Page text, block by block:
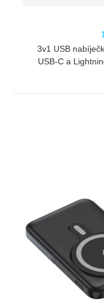
3v1 USB
USB-C a